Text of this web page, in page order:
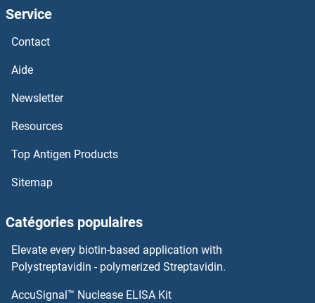
Service
Contact
Aide
Newsletter
Resources
Top Antigen Products
Sitemap
Catégories populaires
Elevate every biotin-based application with
Polystreptavidin - polymerized Streptavidin.
AccuSignal™ Nuclease ELISA Kit